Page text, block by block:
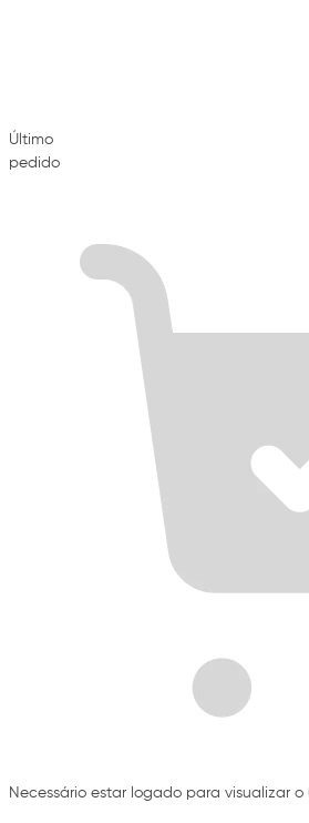
Último
pedido
Necessário estar logado para visualizar